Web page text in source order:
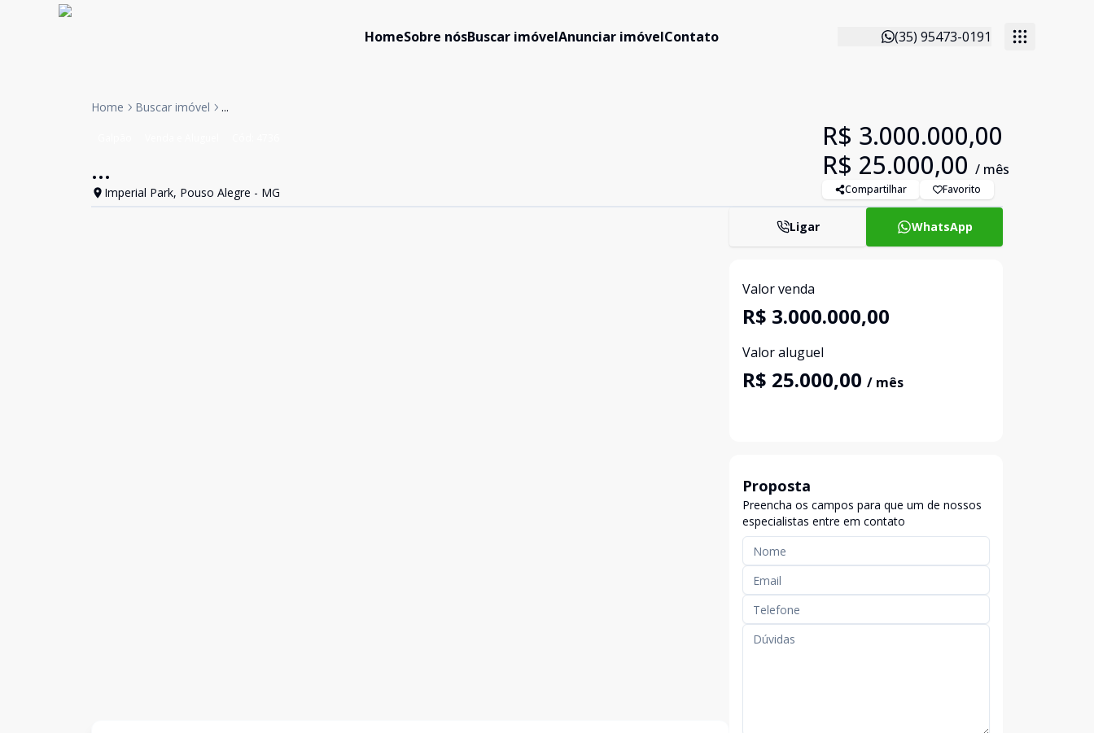
HomeSobre nósBuscar imóvelAnunciar imóvelContato (35) 95473-0191
Home Buscar imóvel ...
...
Imperial Park, Pouso Alegre - MG
R$ 3.000.000,00
R$ 25.000,00 / mês
Compartilhar Favorito
Ligar WhatsApp
Valor venda
R$ 3.000.000,00
Valor aluguel
R$ 25.000,00 / mês
Proposta
Preencha os campos para que um de nossos
especialistas entre em contato